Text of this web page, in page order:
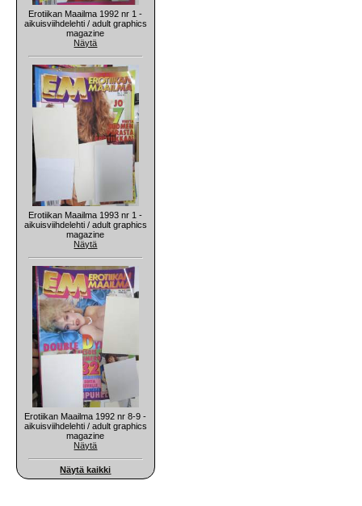
Erotiikan Maailma 1992 nr 1 -
aikuisviihdelehti / adult graphics
magazine
Näytä
Erotiikan Maailma 1993 nr 1 -
aikuisviihdelehti / adult graphics
magazine
Näytä
Erotiikan Maailma 1992 nr 8-9 -
aikuisviihdelehti / adult graphics
magazine
Näytä
Näytä kaikki